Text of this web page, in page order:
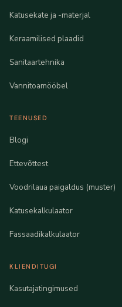
Katusekate ja -materjal
Keraamilised plaadid
Sanitaartehnika
Vannitoamööbel
TEENUSED
Blogi
Ettevõttest
Voodrilaua paigaldus (muster)
Katusekalkulaator
Fassaadikalkulaator
KLIENDITUGI
Kasutajatingimused